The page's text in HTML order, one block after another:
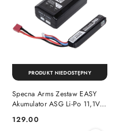
Specna Arms Zestaw EASY
Akumulator ASG Li-Po 11,1V i
Cena:
129.00
PRODUKT NIEDOSTĘPNY